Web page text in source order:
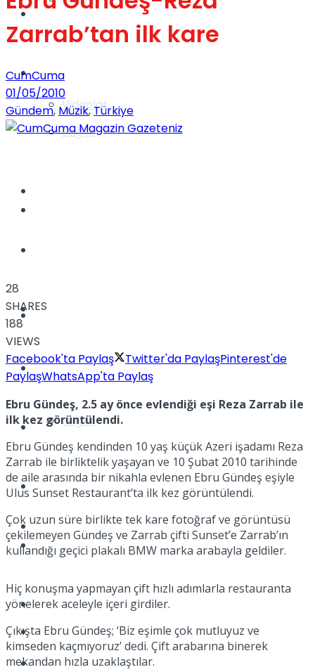
Videolar
Yaşam
Sağlık
TV
Kadınca
Gündem
Yaşam
Sağlık
Dünya
Türkiye
Müzik
Sinema
Tatil
Spor
Podcast
Zarrab’tan ilk kare
CumCuma
01/05/2010
Gündem, Müzik,Türkiye
28
SHARES
188
VIEWS
Facebook'ta Paylaş
Twitter'da PaylaşPinterest'de
PaylaşWhatsApp'ta Paylaş
Ebru Gündeş, 2.5 ay önce evlendiği eşi Reza Zarrab ile
ilk kez görüntülendi.
Ebru Gündeş kendinden 10 yaş küçük Azeri işadamı Reza
Zarrab ile birliktelik yaşayan ve 10 Şubat 2010 tarihinde
de aile arasında bir nikahla evlenen Ebru Gündeş eşiyle
Ulus Sunset Restaurant’ta ilk kez görüntülendi.
Çok uzun süre birlikte tek kare fotoğraf ve görüntüsü
çekilemeyen Gündeş ve Zarrab çifti Sunset’e Zarrab’ın
kullandığı geçici plakalı BMW marka arabayla geldiler.
Hiç konuşma yapmayan çift hızlı adımlarla restauranta
yönelerek aceleyle içeri girdiler.
Çıkışta Ebru Gündeş; ‘Biz eşimle çok mutluyuz ve
kimseden kaçmıyoruz’ dedi. Çift arabarına binerek
mekandan hızla uzaklaştılar.